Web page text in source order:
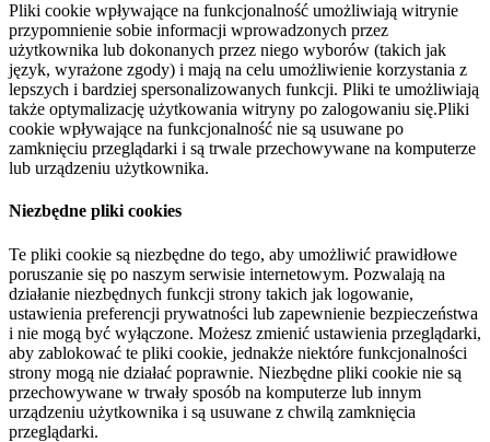
Pliki cookie wpływające na funkcjonalność umożliwiają witrynie
przypomnienie sobie informacji wprowadzonych przez
użytkownika lub dokonanych przez niego wyborów (takich jak
język, wyrażone zgody) i mają na celu umożliwienie korzystania z
lepszych i bardziej spersonalizowanych funkcji. Pliki te umożliwiają
także optymalizację użytkowania witryny po zalogowaniu się.Pliki
cookie wpływające na funkcjonalność nie są usuwane po
zamknięciu przeglądarki i są trwale przechowywane na komputerze
lub urządzeniu użytkownika.
Niezbędne pliki cookies
Te pliki cookie są niezbędne do tego, aby umożliwić prawidłowe
poruszanie się po naszym serwisie internetowym. Pozwalają na
działanie niezbędnych funkcji strony takich jak logowanie,
ustawienia preferencji prywatności lub zapewnienie bezpieczeństwa
i nie mogą być wyłączone. Możesz zmienić ustawienia przeglądarki,
aby zablokować te pliki cookie, jednakże niektóre funkcjonalności
strony mogą nie działać poprawnie. Niezbędne pliki cookie nie są
przechowywane w trwały sposób na komputerze lub innym
urządzeniu użytkownika i są usuwane z chwilą zamknięcia
przeglądarki.